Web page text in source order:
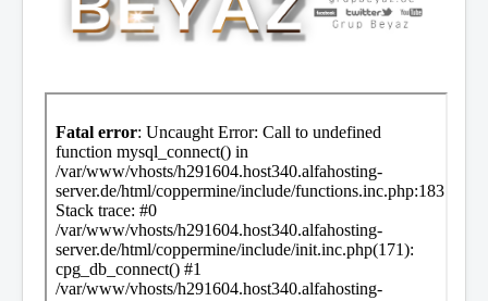
Resim Galerisi
Linkler